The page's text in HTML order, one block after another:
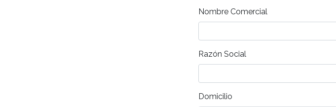
Nombre Comercial
Razón Social
Domicilio